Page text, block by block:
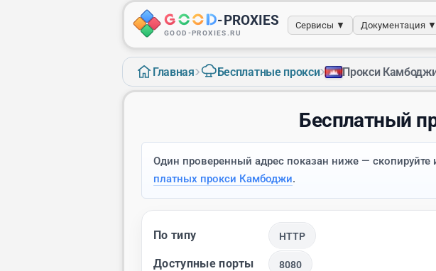
-PROXIES
GOOD-PROXIES.RU
Сервисы ▼ Документация ▼
Главная› Бесплатные прокси› Прокси
Бесплатный
Один проверенный адрес показан ниже — скопируйте
платных прокси Камбоджи.
По типу HTTP
Доступные порты 8080